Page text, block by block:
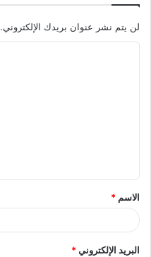
لن يتم نشر عنوان بريدك الإلكتروني.
ق
*
الاسم *
البريد الإلكتروني*